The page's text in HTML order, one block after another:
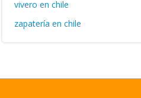
vivero en chile
zapatería en chile